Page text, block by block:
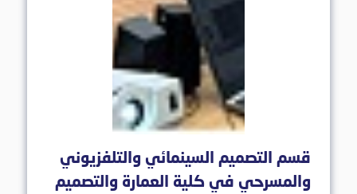
قسم التصميم السينمائي والتلفزيوني
والمسرحي في كلية العمارة والتصميم